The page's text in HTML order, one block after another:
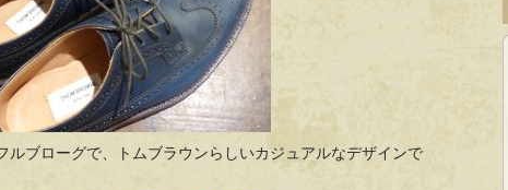
ルブローグで、トムブラウンらしいカジュアルなデザインで